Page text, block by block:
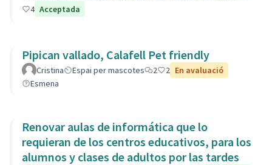
4 Acceptada
Pipican vallado, Calafell Pet friendly
Cristina Espai per mascotes 2 2 En avaluació
Esmena
Renovar aulas de informática que lo
requieran de los centros educativos, para los
alumnos y clases de adultos por las tardes